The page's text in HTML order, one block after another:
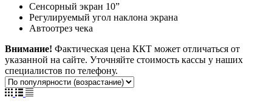
Сенсорный экран 10”
Регулируемый угол наклона экрана
Автоотрез чека
Внимание! Фактическая цена ККТ может отличаться от
указанной на сайте. Уточняйте стоимость кассы у наших
специалистов по телефону.